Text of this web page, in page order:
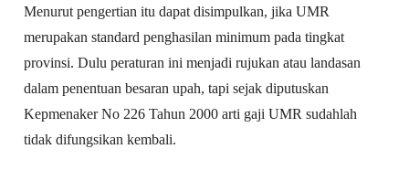
Menurut pengertian itu dapat disimpulkan, jika UMR
merupakan standard penghasilan minimum pada tingkat
provinsi. Dulu peraturan ini menjadi rujukan atau landasan
dalam penentuan besaran upah, tapi sejak diputuskan
Kepmenaker No 226 Tahun 2000 arti gaji UMR sudahlah
tidak difungsikan kembali.